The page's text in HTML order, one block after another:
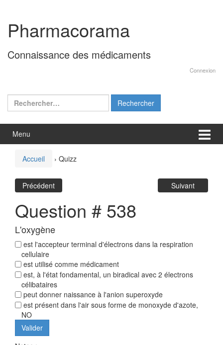
contenu
menu
principal
Pharmacorama
Connaissance des médicaments
Connexion
Rechercher :
Menu
Accueil › Quizz
Précédent Suivant
Question # 538
L'oxygène
est l'accepteur terminal d'électrons dans la respiration
cellulaire
est utilisé comme médicament
est, à l'état fondamental, un biradical avec 2 électrons
célibataires
peut donner naissance à l'anion superoxyde
est présent dans l'air sous forme de monoxyde d'azote,
NO